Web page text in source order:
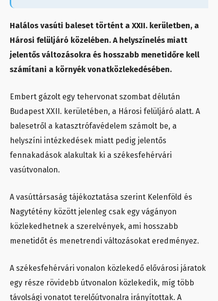
Halálos vasúti baleset történt a XXII. kerületben, a
Hárosi felüljáró közelében. A helyszínelés miatt
jelentős változásokra és hosszabb menetidőre kell
számítani a környék vonatközlekedésében.
Embert gázolt egy tehervonat szombat délután
Budapest XXII. kerületében, a Hárosi felüljáró alatt. A
balesetről a katasztrófavédelem számolt be, a
helyszíni intézkedések miatt pedig jelentős
fennakadások alakultak ki a székesfehérvári
vasútvonalon.
A vasúttársaság tájékoztatása szerint Kelenföld és
Nagytétény között jelenleg csak egy vágányon
közlekedhetnek a szerelvények, ami hosszabb
menetidőt és menetrendi változásokat eredményez.
A székesfehérvári vonalon közlekedő elővárosi járatok
egy része rövidebb útvonalon közlekedik, míg több
távolsági vonatot terelőútvonalra irányítottak. A